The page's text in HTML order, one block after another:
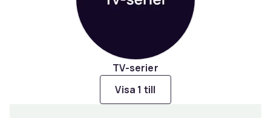
TV-serier
Visa 1 till